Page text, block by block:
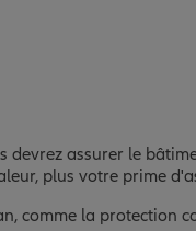
assurer le
plus votre prime
comme la protection